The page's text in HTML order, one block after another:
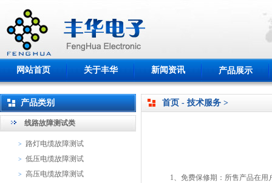
网站首页 关于丰华 新闻资讯 产品展示
产品类别
线路故障测试类
> 路灯电缆故障测试
> 低压电缆故障测试
> 高压电缆故障测试
首页 - 技术服务 >
1、免费保修期：所售产品在